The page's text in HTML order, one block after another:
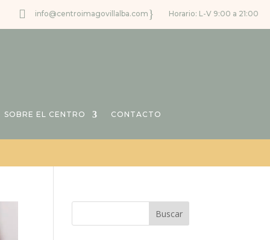
 info@centroimagovillalba.com } Horario: L-V 9:00 a 21:00
SOBRE EL CENTRO CONTACTO
Buscar